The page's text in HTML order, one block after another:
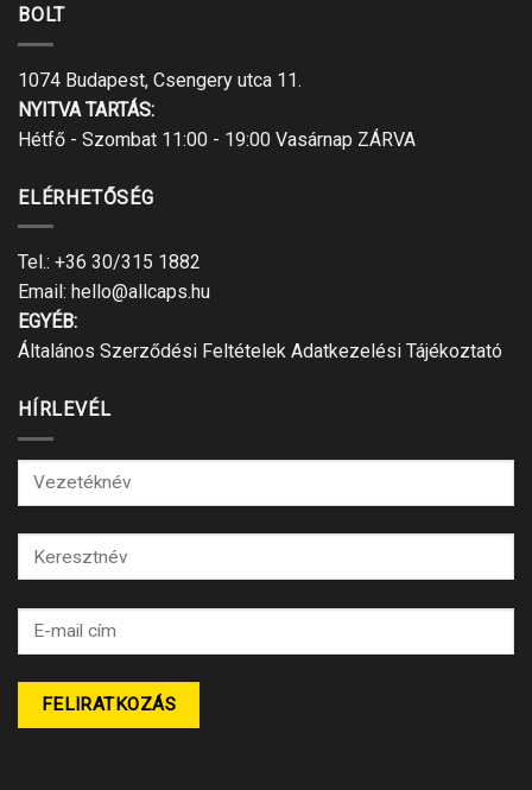
BOLT
1074 Budapest, Csengery utca 11.
NYITVA TARTÁS:
Hétfő - Szombat 11:00 - 19:00 Vasárnap ZÁRVA
ELÉRHETŐSÉG
Tel.: +36 30/315 1882
Email: hello@allcaps.hu
EGYÉB:
Általános Szerződési Feltételek Adatkezelési Tájékoztató
HÍRLEVÉL